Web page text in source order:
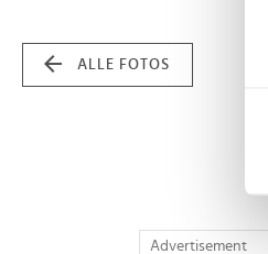
ALLE FOTOS
Advertisement